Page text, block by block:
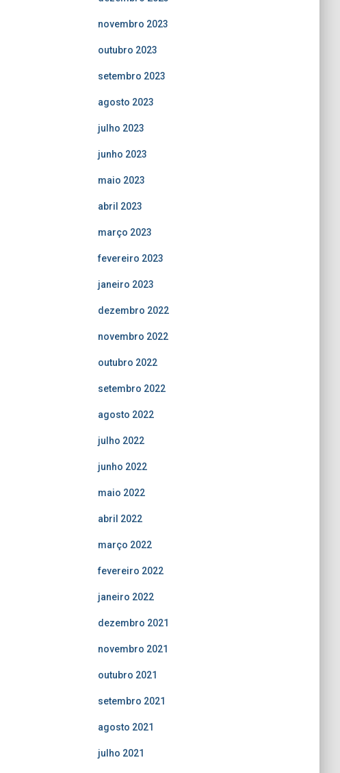
novembro 2023
outubro 2023
setembro 2023
agosto 2023
julho 2023
junho 2023
maio 2023
abril 2023
março 2023
fevereiro 2023
janeiro 2023
dezembro 2022
novembro 2022
outubro 2022
setembro 2022
agosto 2022
julho 2022
junho 2022
maio 2022
abril 2022
março 2022
fevereiro 2022
janeiro 2022
dezembro 2021
novembro 2021
outubro 2021
setembro 2021
agosto 2021
julho 2021